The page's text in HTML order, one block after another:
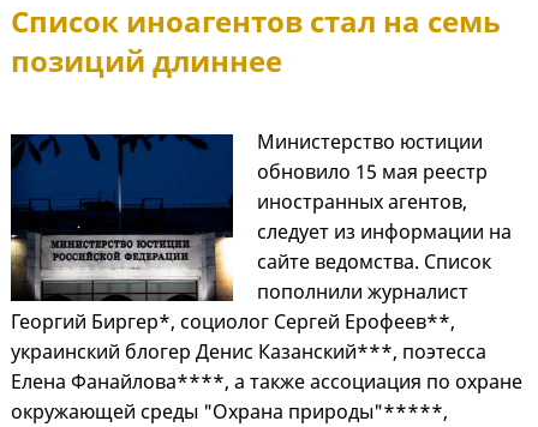
Список иноагентов стал на семь
позиций длиннее
Министерство юстиции
обновило 15 мая реестр
иностранных агентов,
следует из информации на
сайте ведомства. Список
пополнили журналист
Георгий Биргер*, социолог Сергей Ерофеев**,
украинский блогер Денис Казанский***, поэтесса
Елена Фанайлова****, а также ассоциация по охране
окружающей среды "Охрана природы"*****,